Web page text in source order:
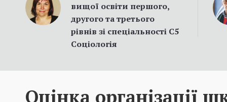
вищої освіти першого,
другого та третього
рівнів зі спеціальності С5
Соціологія
Оцінка організації